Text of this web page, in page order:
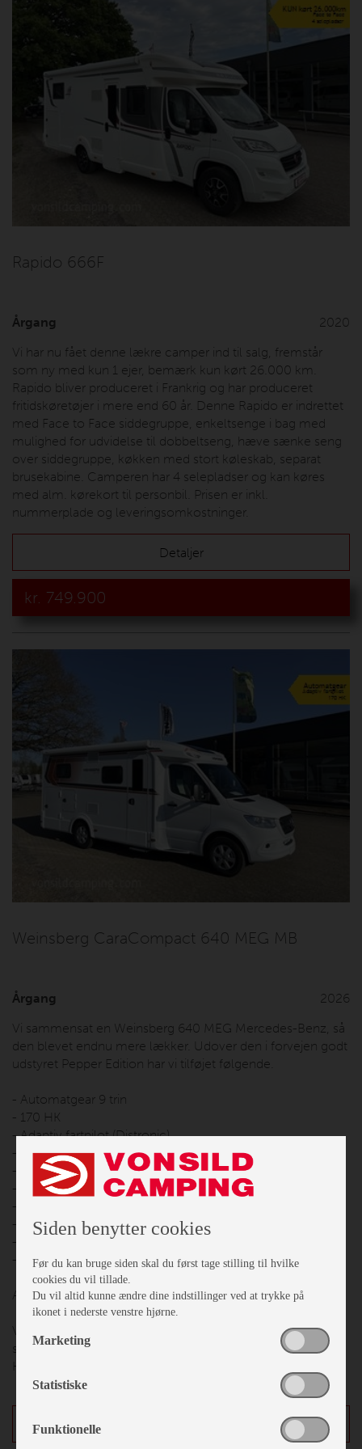
Rapido 666F
Årgang
2020
Vi har nu fået denne lækre camper ind til salg, fremstår
som ny med kun 1 ejer, bemærk kun kørt 26.000 km.
Rapido bliver produceret i Frankrig og har produceret
fritidskøretøjer i mere end 60 år. Denne Rapido er indrettet
med Face to Face siddegruppe, enkeltsenge i bag med
mulighed for udvidelse til dobbeltseng, hæve sænke seng
over siddegruppe, køkken med stort køleskab, separat
brusekabine. Camperen har 4 selepladser og kan køres
med alm. kørekort til personbil. Prisen er inkl.
nummerplade og leveringsomkostninger.
Detaljer
kr. 749.900
Weinsberg CaraCompact 640 MEG MB
Årgang
2026
Vi sammensat en Weinsberg 640 MEG Mercedes-Benz, så
den blevet endnu mere lækker. Udover den i forvejen godt
udstyret Pepper Edition har vi tilføjet følgende.
- Automatgear 9 trin
- 170 HK
- Adaptiv fartpilot (Distronic)
- Mercedes MBUX skærm m. navigation
- El parkeringsbremse
- Tågelygter med kurvelys
- elektrisk indgangstrin
- Panoramatag mellem senge
- Seitz S7 rammevinduer
- Weinsberg Premium dør med vindue
Alt dette for 1.064.730,-
Vonsild Camping er en hyggelig familie virksomhed der er
startet i 1964, med salg af tilbehør og udstyr til campister.
Hos os er alle velkommen..
Siden benytter cookies
Før du kan bruge siden skal du først tage stilling til hvilke
cookies du vil tillade.
Du vil altid kunne ændre dine indstillinger ved at trykke på
ikonet i nederste venstre hjørne.
Marketing
Statistiske
Funktionelle